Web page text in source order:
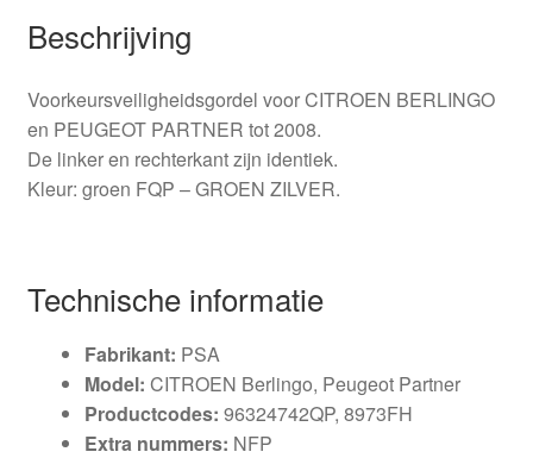
Beschrijving
Voorkeursveiligheidsgordel voor CITROEN BERLINGO
en PEUGEOT PARTNER tot 2008.
De linker en rechterkant zijn identiek.
Kleur: groen FQP – GROEN ZILVER.
Technische informatie
Fabrikant: PSA
Model: CITROEN Berlingo, Peugeot Partner
Productcodes: 96324742QP, 8973FH
Extra nummers: NFP